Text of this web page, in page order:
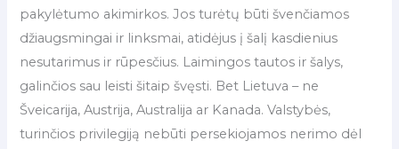
pakylėtumo akimirkos. Jos turėtų būti švenčiamos
džiaugsmingai ir linksmai, atidėjus į šalį kasdienius
nesutarimus ir rūpesčius. Laimingos tautos ir šalys,
galinčios sau leisti šitaip švęsti. Bet Lietuva – ne
Šveicarija, Austrija, Australija ar Kanada. Valstybės,
turinčios privilegiją nebūti persekiojamos nerimo dėl